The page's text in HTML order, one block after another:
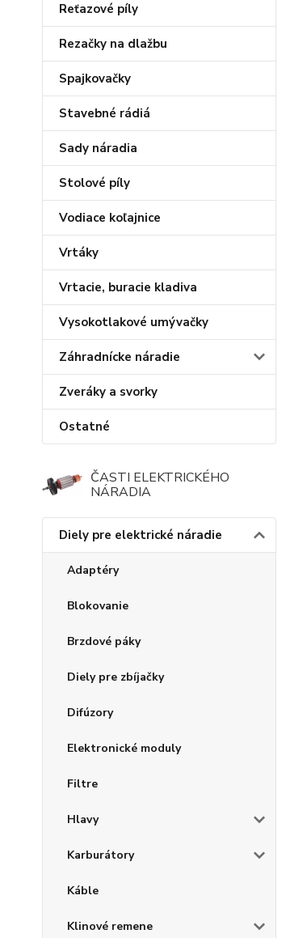
Reťazové píly
Rezačky na dlažbu
Spajkovačky
Stavebné rádiá
Sady náradia
Stolové píly
Vodiace koľajnice
Vrtáky
Vrtacie, buracie kladiva
Vysokotlakové umývačky
Záhradnícke náradie
Zveráky a svorky
Ostatné
ČASTI ELEKTRICKÉHO
NÁRADIA
Diely pre elektrické náradie
Adaptéry
Blokovanie
Brzdové páky
Diely pre zbíjačky
Difúzory
Elektronické moduly
Filtre
Hlavy
Karburátory
Káble
Klinové remene